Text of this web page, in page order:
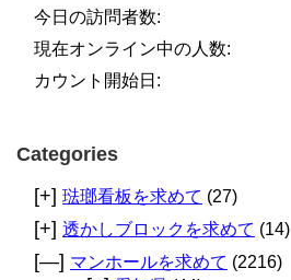
今日の訪問者数:
現在オンライン中の人数:
カウント開始日:
Categories
[+] 琺瑯看板を求めて (27)
[+] 透かしブロックを求めて (14)
[—] マンホールを求めて (2216)